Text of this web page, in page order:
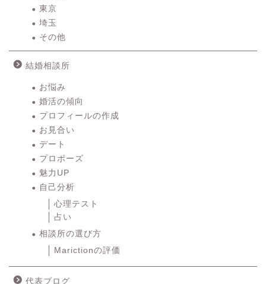
東京
埼玉
その他
結婚相談所
お悩み
婚活の傾向
プロフィールの作成
お見合い
デート
プロポーズ
魅力UP
自己分析
心理テスト
占い
相談所の選び方
Marictionの評価
代表ブログ